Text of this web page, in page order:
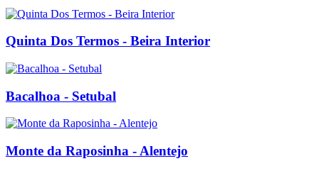
Quinta Dos Termos - Beira Interior
Bacalhoa - Setubal
Monte da Raposinha - Alentejo